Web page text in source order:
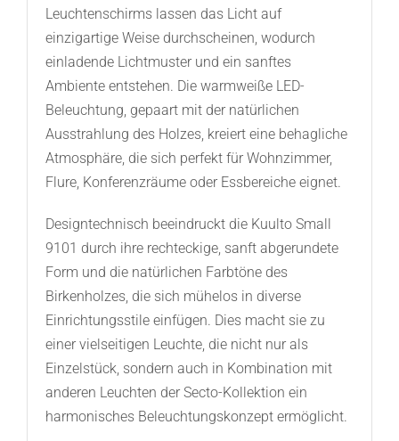
Leuchtenschirms lassen das Licht auf
einzigartige Weise durchscheinen, wodurch
einladende Lichtmuster und ein sanftes
Ambiente entstehen. Die warmweiße LED-
Beleuchtung, gepaart mit der natürlichen
Ausstrahlung des Holzes, kreiert eine behagliche
Atmosphäre, die sich perfekt für Wohnzimmer,
Flure, Konferenzräume oder Essbereiche eignet.
Designtechnisch beeindruckt die Kuulto Small
9101 durch ihre rechteckige, sanft abgerundete
Form und die natürlichen Farbtöne des
Birkenholzes, die sich mühelos in diverse
Einrichtungsstile einfügen. Dies macht sie zu
einer vielseitigen Leuchte, die nicht nur als
Einzelstück, sondern auch in Kombination mit
anderen Leuchten der Secto-Kollektion ein
harmonisches Beleuchtungskonzept ermöglicht.